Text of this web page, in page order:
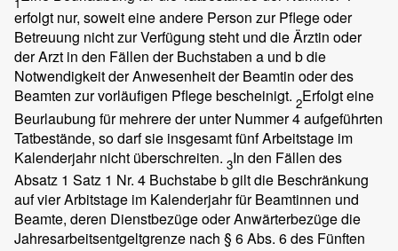
erfolgt nur, soweit eine andere Person zur Pflege oder
Betreuung nicht zur Verfügung steht und die Ärztin oder
der Arzt in den Fällen der Buchstaben a und b die
Notwendigkeit der Anwesenheit der Beamtin oder des
Beamten zur vorläufigen Pflege bescheinigt. 2Erfolgt eine
Beurlaubung für mehrere der unter Nummer 4 aufgeführten
Tatbestände, so darf sie insgesamt fünf Arbeitstage im
Kalenderjahr nicht überschreiten. 3In den Fällen des
Absatz 1 Satz 1 Nr. 4 Buchstabe b gilt die Beschränkung
auf vier Arbitstage im Kalenderjahr für Beamtinnen und
Beamte, deren Dienstbezüge oder Anwärterbezüge die
Jahresarbeitsentgeltgrenze nach § 6 Abs. 6 des Fünften